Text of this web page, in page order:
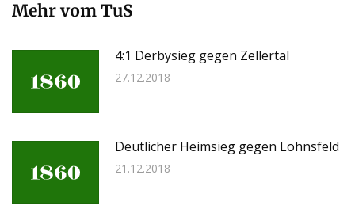
Mehr vom TuS
4:1 Derbysieg gegen Zellertal
27.12.2018
Deutlicher Heimsieg gegen Lohnsfeld
21.12.2018